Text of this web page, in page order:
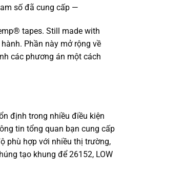
số đã cung cấp —
tapes. Still made with
Phần này mở rộng về
các phương án một cách
định trong nhiều điều kiện
tin tổng quan bạn cung cấp
phù hợp với nhiều thị trường,
tạo khung để 26152, LOW